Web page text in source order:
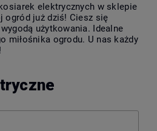
elektrycznych w sklepie
ogród już dziś! Ciesz się
użytkowania. Idealne
miłośnika ogrodu. U nas każdy